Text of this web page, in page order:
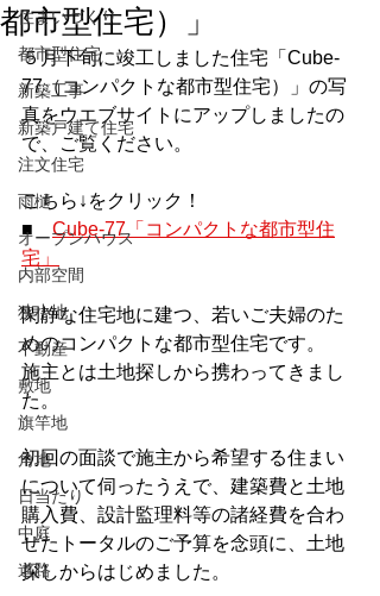
住まいづくり
都市型住宅
新築工事
新築戸建て住宅
注文住宅
雨樋
オープンハウス
内部空間
狭小地
不動産
敷地
旗竿地
角地
日当たり
中庭
道路
都市型住宅）」
５月下旬に竣工しました住宅「Cube-
77（コンパクトな都市型住宅）」の写
真をウエブサイトにアップしましたの
で、ご覧ください。
こちら↓をクリック！
■ Cube-77「コンパクトな都市型住
宅」
閑静な住宅地に建つ、若いご夫婦のた
めのコンパクトな都市型住宅です。
施主とは土地探しから携わってきまし
た。
初回の面談で施主から希望する住まい
について伺ったうえで、建築費と土地
購入費、設計監理料等の諸経費を合わ
せたトータルのご予算を念頭に、土地
探しからはじめました。